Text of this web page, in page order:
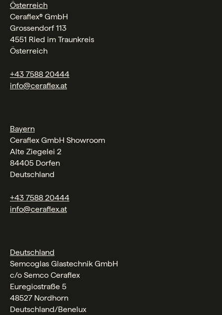
Österreich
Ceraflex® GmbH
Grossendorf 113
4551 Ried im Traunkreis
Österreich
+43 7588 20444
info@ceraflex.at
Bayern
Ceraflex GmbH Showroom
Alte Ziegelei 2
84405 Dorfen
Deutschland
+43 7588 20444
info@ceraflex.at
Deutschland
Semcoglas Glastechnik GmbH
c/o Semco Ceraflex
Euregiostraße 5
48527 Nordhorn
Deutschland/Benelux